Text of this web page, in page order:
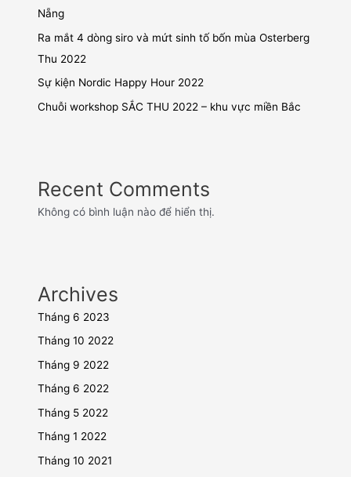
Nẵng
Ra mắt 4 dòng siro và mứt sinh tố bốn mùa Osterberg
Thu 2022
Sự kiện Nordic Happy Hour 2022
Chuỗi workshop SẮC THU 2022 – khu vực miền Bắc
Recent Comments
Không có bình luận nào để hiển thị.
Archives
Tháng 6 2023
Tháng 10 2022
Tháng 9 2022
Tháng 6 2022
Tháng 5 2022
Tháng 1 2022
Tháng 10 2021